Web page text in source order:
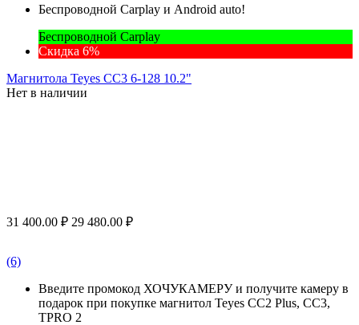
Беспроводной Carplay и Android auto!
Беспроводной Carplay
Скидка 6%
Магнитола Teyes CC3 6-128 10.2"
Нет в наличии
31 400.00 ₽ 29 480.00 ₽
(6)
Введите промокод ХОЧУКАМЕРУ и получите камеру в
подарок при покупке магнитол Teyes CC2 Plus, CC3,
TPRO 2